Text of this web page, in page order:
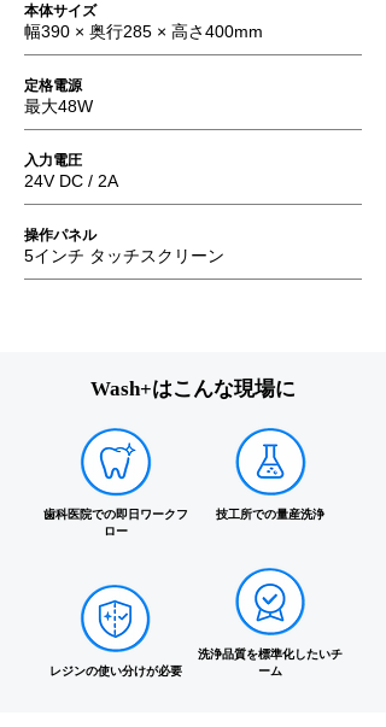
本体サイズ
幅390 × 奥行285 × 高さ400mm
定格電源
最大48W
入力電圧
24V DC / 2A
操作パネル
5インチ タッチスクリーン
Wash+はこんな現場に
歯科医院での即日ワークフ
ロー
レジンの使い分けが必要
技工所での量産洗浄
洗浄品質を標準化したいチ
ーム